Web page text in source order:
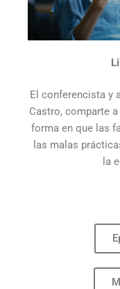
El conferencista y
Castro, comparte
forma en que las
las malas
la